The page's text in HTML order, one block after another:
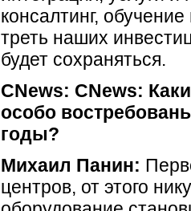
консалтинг,
треть наших
будет сохраняться.
CNews: CNews:
особо
годы?
Михаил Панин:
центров, от этого